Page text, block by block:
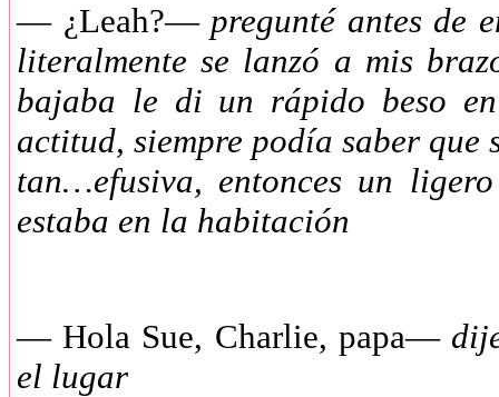
— ¿Leah?— pregunté antes de
literalmente se lanzó a mis
bajaba le di un rápido beso
actitud, siempre podía saber que
tan…efusiva, entonces un
estaba en la habitación
— Hola Sue, Charlie, papa—
el lugar